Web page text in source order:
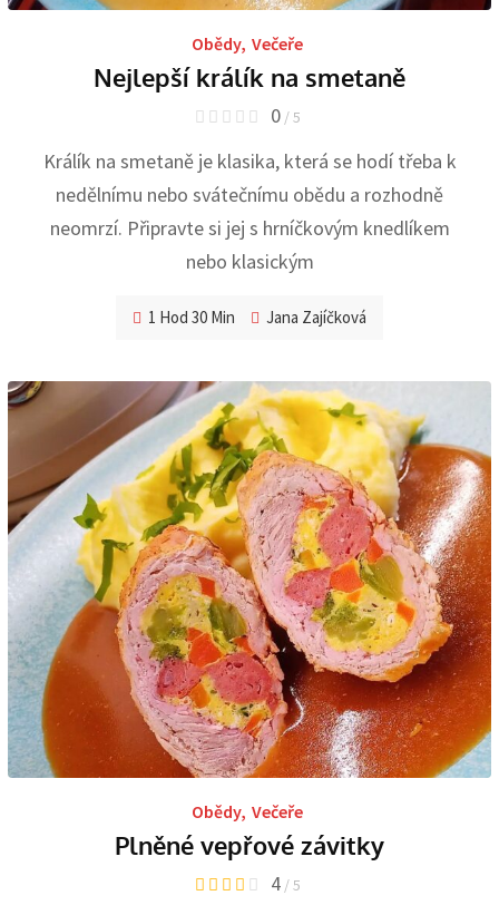
Obědy, Večeře
Nejlepší králík na smetaně
0 / 5
Králík na smetaně je klasika, která se hodí třeba k
nedělnímu nebo svátečnímu obědu a rozhodně
neomrzí. Připravte si jej s hrníčkovým knedlíkem
nebo klasickým
1 Hod 30 Min Jana Zajíčková
Obědy, Večeře
Plněné vepřové závitky
4 / 5